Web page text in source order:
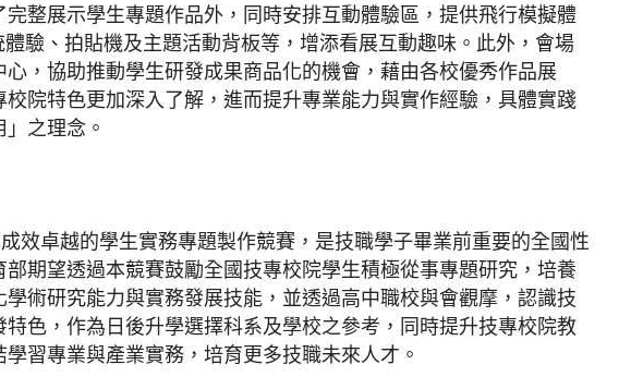
整展示學生專題作品外，同時安排互動體驗區，提供飛行模擬體
驗、拍貼機及主題活動背板等，增添看展互動趣味。此外，會場
，協助推動學生研發成果商品化的機會，藉由各校優秀作品展
院特色更加深入了解，進而提升專業能力與實作經驗，具體實踐
之理念。
效卓越的學生實務專題製作競賽，是技職學子畢業前重要的全國性
期望透過本競賽鼓勵全國技專校院學生積極從事專題研究，培養
術研究能力與實務發展技能，並透過高中職校與會觀摩，認識技
色，作為日後升學選擇科系及學校之參考，同時提升技專校院教
習專業與產業實務，培育更多技職未來人才。